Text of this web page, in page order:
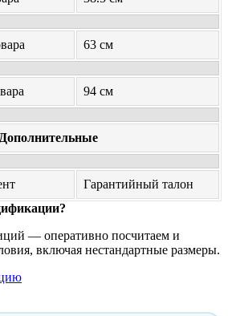
63 см
94 см
Дополнительные
Гарантийный талон
— оперативно посчитаем и
включая нестандартные размеры.